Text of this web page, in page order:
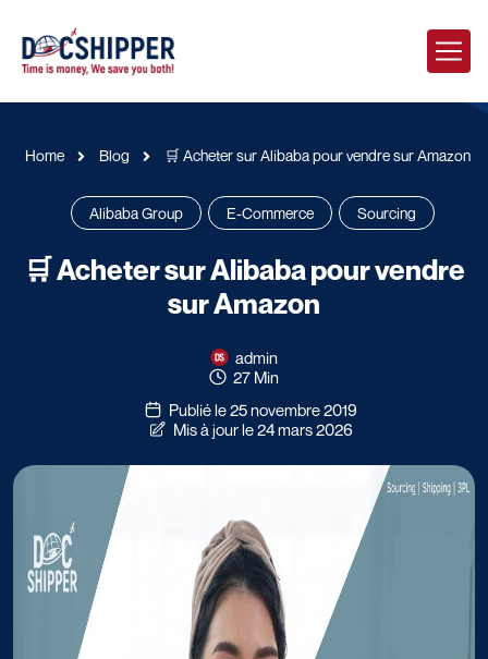
Home Blog 🛒 Acheter sur Alibaba pour vendre sur Amazon
Alibaba Group E-Commerce Sourcing
🛒 Acheter sur Alibaba pour vendre
sur Amazon
admin
27 Min
Publié le 25 novembre 2019
Mis à jour le 24 mars 2026